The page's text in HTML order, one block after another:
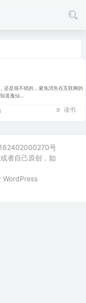
还是很不错的，避免消失在互联网的
道逸仙…
读书
号
者自己原创，如
WordPress